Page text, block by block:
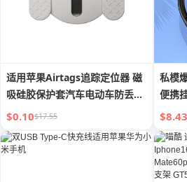
适用苹果Airtags追踪定位器 磁
吸硅胶保护套汽车电动车防丢软
壳
$0.10$17.55
私模
便携
强北
$8.43